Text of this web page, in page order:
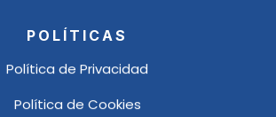
POLÍTICAS
Política de Privacidad
Política de Cookies